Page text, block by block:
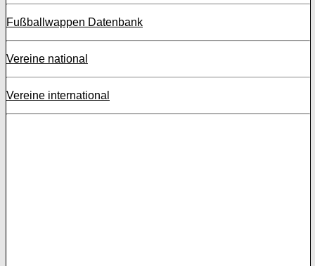
Fußballwappen Datenbank
Vereine national
Vereine international